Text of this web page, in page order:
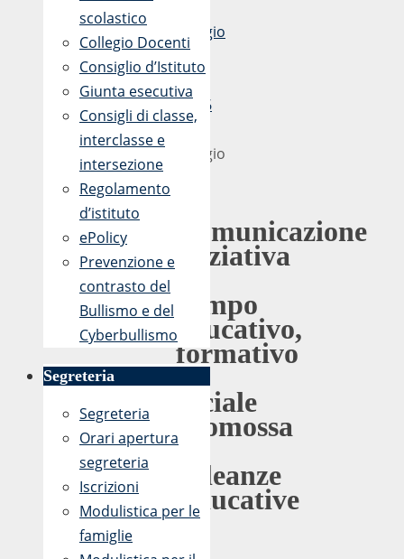
Maggio
2019
-
10:56
6
Maggio
Comunicazione
iniziativa
campo
educativo,
formativo
e
sociale
promossa
da
Alleanze
Educative
Prot.
scolastico
Collegio Docenti
Consiglio d’Istituto
Giunta esecutiva
Consigli di classe,
interclasse e
intersezione
Regolamento
d’istituto
ePolicy
Prevenzione e
contrasto del
Bullismo e del
Cyberbullismo
Segreteria
Segreteria
Orari apertura
segreteria
Iscrizioni
Modulistica per le
famiglie